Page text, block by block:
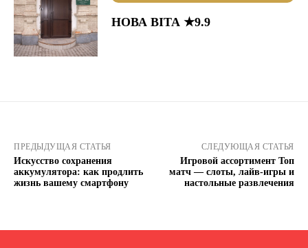
НОВА ВІТА ★9.9
ПРЕДЫДУЩАЯ СТАТЬЯ
Искусство сохранения
аккумулятора: как продлить
жизнь вашему смартфону
СЛЕДУЮЩАЯ СТАТЬЯ
Игровой ассортимент Топ
матч — слоты, лайв-игры и
настольные развлечения